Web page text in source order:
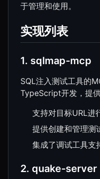
于管理和使用。
实现列表
1. sqlmap-mcp
SQL注入测试工具的
TypeScript开发，提
支持对目标URL进
提供创建和管理测
集成了调试工具支
2. quake-server